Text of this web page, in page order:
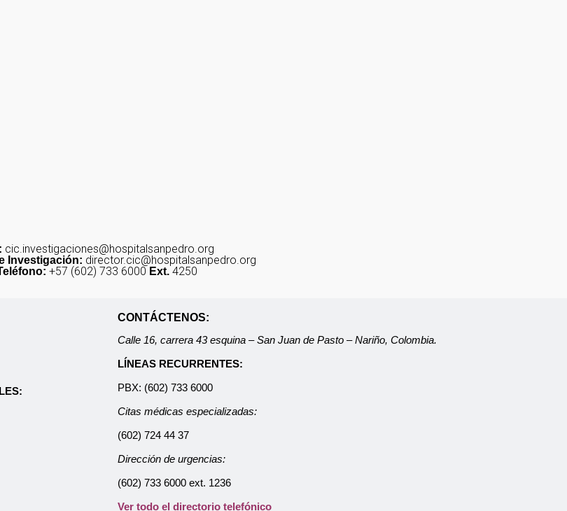
cic.investigaciones@hospitalsanpedro.org
Investigación: director.cic@hospitalsanpedro.org
+57 (602) 733 6000 Ext.4250
CONTÁCTENOS:
Calle 16, carrera 43 esquina – San Juan de Pasto – Nariño, Colombia.
LÍNEAS RECURRENTES:
PBX: (602) 733 6000
Citas médicas especializadas:
(602) 724 44 37
Dirección de urgencias:
(602) 733 6000 ext. 1236
Ver todo el directorio telefónico